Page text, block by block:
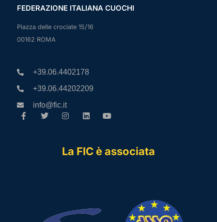
FEDERAZIONE ITALIANA CUOCHI
Piazza delle crociate 15/16
00162 ROMA
+39.06.4402178
+39.06.44202209
info@fic.it
La FIC è associata